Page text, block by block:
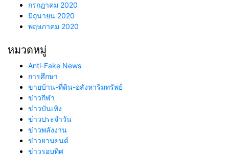
กรกฎาคม 2020
มิถุนายน 2020
พฤษภาคม 2020
หมวดหมู่
Anti-Fake News
การศึกษา
ขายบ้าน-ที่ดิน-อสังหาริมทรัพย์
ข่าวกีฬา
ข่าวบันเทิง
ข่าวประจำวัน
ข่าวพลังงาน
ข่าวยานยนต์
ข่าวรอบทิศ